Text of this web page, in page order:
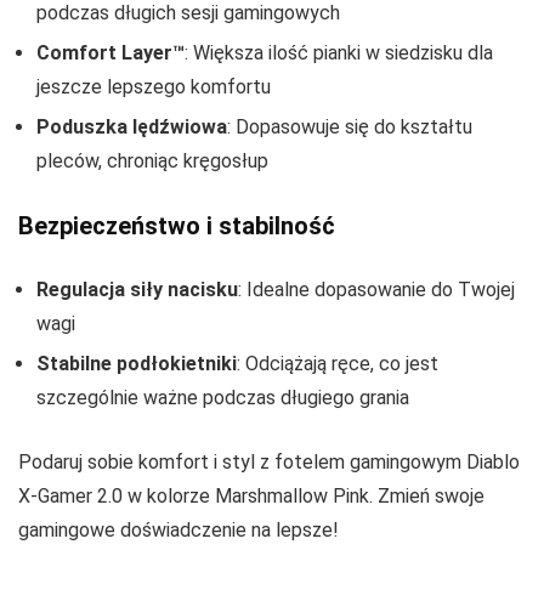
podczas długich sesji gamingowych
Comfort Layer™: Większa ilość pianki w siedzisku dla
jeszcze lepszego komfortu
Poduszka lędźwiowa: Dopasowuje się do kształtu
pleców, chroniąc kręgosłup
Bezpieczeństwo i stabilność
Regulacja siły nacisku: Idealne dopasowanie do Twojej
wagi
Stabilne podłokietniki: Odciążają ręce, co jest
szczególnie ważne podczas długiego grania
Podaruj sobie komfort i styl z fotelem gamingowym Diablo
X-Gamer 2.0 w kolorze Marshmallow Pink. Zmień swoje
gamingowe doświadczenie na lepsze!